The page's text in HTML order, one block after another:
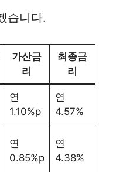
습니다.
가산금
리
최종금
리
연
1.10%p
연
4.57%
연
0.85%p
연
4.38%